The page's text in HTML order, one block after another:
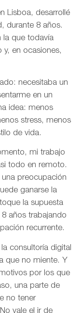
Lisboa, desarrollé
durante 8 años.
la que todavía
y, en ocasiones,
necesitaba un
en un
idea: menos
stress, menos
de vida.
mi trabajo
todo en remoto.
preocupación
ganarse la
la supuesta
años trabajando
recurrente.
consultoría digital
que no miente. Y
por los que
una parte de
no tener
vale el ir de